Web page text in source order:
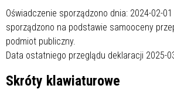
Oświadczenie sporządzono dnia: 2024-02-01
sporządzono na podstawie samooceny
podmiot publiczny.
Data ostatniego przeglądu deklaracji 2025-
Skróty klawiaturowe